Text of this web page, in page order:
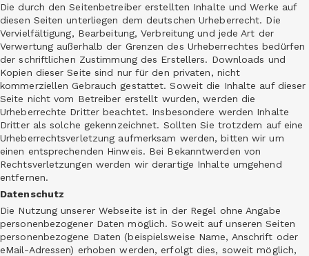
Die durch den Seitenbetreiber erstellten Inhalte und Werke auf
diesen Seiten unterliegen dem deutschen Urheberrecht. Die
Vervielfältigung, Bearbeitung, Verbreitung und jede Art der
Verwertung außerhalb der Grenzen des Urheberrechtes bedürfen
der schriftlichen Zustimmung des Erstellers. Downloads und
Kopien dieser Seite sind nur für den privaten, nicht
kommerziellen Gebrauch gestattet. Soweit die Inhalte auf dieser
Seite nicht vom Betreiber erstellt wurden, werden die
Urheberrechte Dritter beachtet. Insbesondere werden Inhalte
Dritter als solche gekennzeichnet. Sollten Sie trotzdem auf eine
Urheberrechtsverletzung aufmerksam werden, bitten wir um
einen entsprechenden Hinweis. Bei Bekanntwerden von
Rechtsverletzungen werden wir derartige Inhalte umgehend
entfernen.
Datenschutz
Die Nutzung unserer Webseite ist in der Regel ohne Angabe
personenbezogener Daten möglich. Soweit auf unseren Seiten
personenbezogene Daten (beispielsweise Name, Anschrift oder
eMail-Adressen) erhoben werden, erfolgt dies, soweit möglich,